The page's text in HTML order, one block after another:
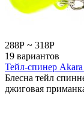
288Р ~ 318Р
19 вариантов
Тейл-спинер
Блесна тейл
джиговая